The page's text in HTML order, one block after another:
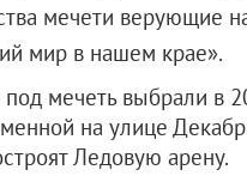
мечети верующие
мир в нашем крае».
мечеть выбрали в
на улице
Ледовую арену.